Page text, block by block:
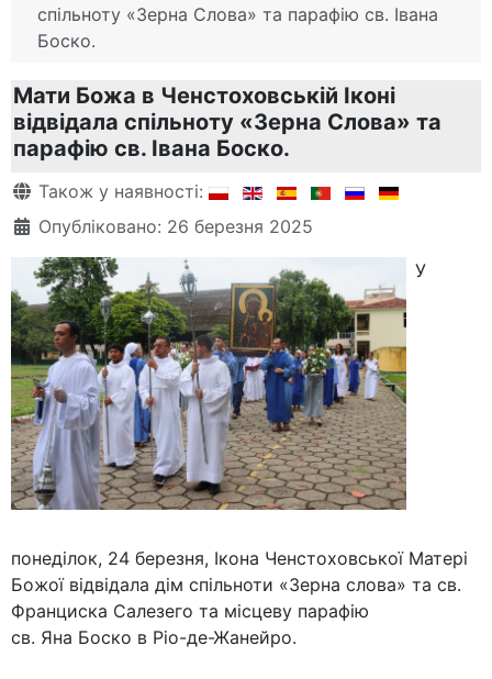
спільноту «Зерна Слова» та парафію св. Івана
Боско.
Мати Божа в Ченстоховській Іконі
відвідала спільноту «Зерна Слова» та
парафію св. Івана Боско.
Деталі
Також у наявності:
Опубліковано: 26 березня 2025
У
понеділок, 24 березня, Ікона Ченстоховської Матері
Божої відвідала дім спільноти «Зерна слова» та св.
Франциска Салезего та місцеву парафію
св. Яна Боско в Ріо-де-Жанейро.